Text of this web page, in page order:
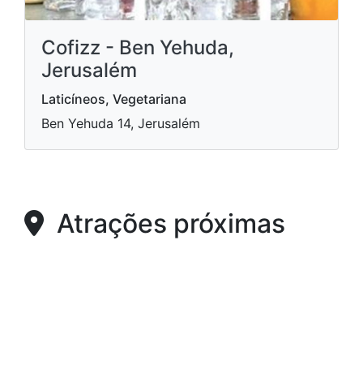
Cofizz - Ben Yehuda,
Jerusalém
Laticíneos, Vegetariana
Ben Yehuda 14, Jerusalém
Atrações próximas